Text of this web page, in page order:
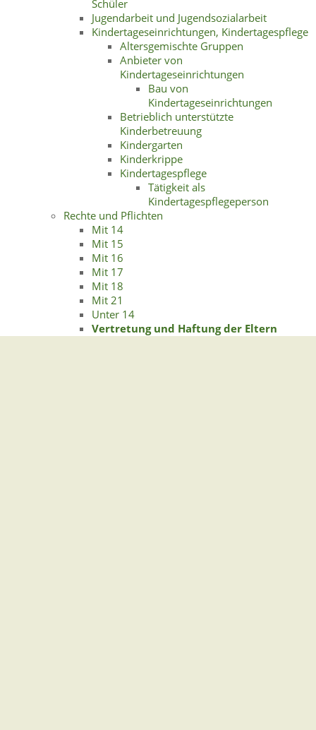
Schüler
Jugendarbeit und Jugendsozialarbeit
Kindertageseinrichtungen, Kindertagespflege
Altersgemischte Gruppen
Anbieter von
Kindertageseinrichtungen
Bau von
Kindertageseinrichtungen
Betrieblich unterstützte
Kinderbetreuung
Kindergarten
Kinderkrippe
Kindertagespflege
Tätigkeit als
Kindertagespflegeperson
Rechte und Pflichten
Mit 14
Mit 15
Mit 16
Mit 17
Mit 18
Mit 21
Unter 14
Vertretung und Haftung der Eltern